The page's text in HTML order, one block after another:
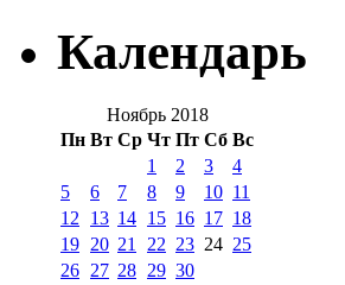
Календарь
Ноябрь 2018
Пн Вт Ср Чт Пт Сб Вс
1 2 3
4
5
6 7 8 9 10 11
12
13 14 15 16 17 18
19 20 21 22 23 24 25
26 27 28 29 30